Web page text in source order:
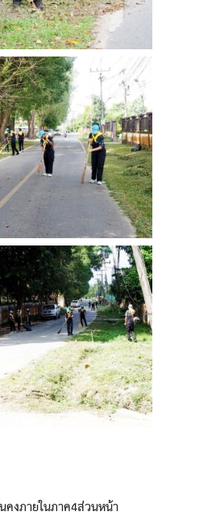
คงภายในภาค4ส่วนหน้า